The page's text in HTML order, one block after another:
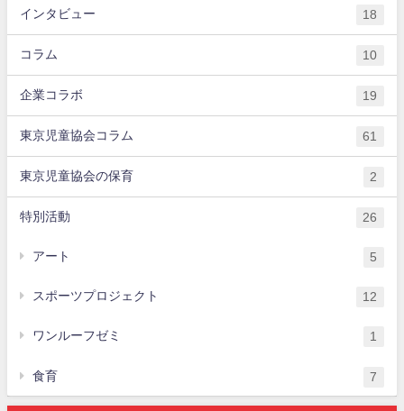
インタビュー 18
コラム 10
企業コラボ 19
東京児童協会コラム 61
東京児童協会の保育 2
特別活動 26
アート 5
スポーツプロジェクト 12
ワンルーフゼミ 1
食育 7